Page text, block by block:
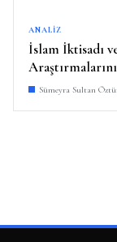
ANALIZ
İslam İktisadı
Sümeyra Sultan